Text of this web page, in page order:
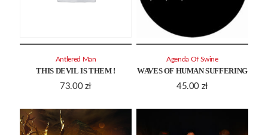
THIS DEVIL IS THEM !
73.00 zł
Antlered Man
WAVES OF HUMAN SUFFERING
45.00 zł
Agenda Of Swine